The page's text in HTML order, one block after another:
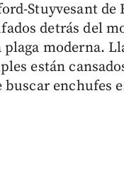
Stuyvesant
detrás del
moderna.
están
enchufes